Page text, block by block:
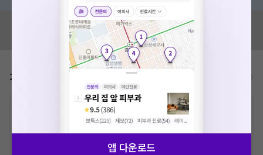
혹시 잘못된 병원정보가 있나요?
모두닥 팀에 알려주세요!
가격표
비급여 항목의 경우,추가비용 등으로 실제 가격과 상이할 수 있으니, 정확
한 가격은 해당 의료기관에 직접 문의해주세요.
건강보험심사평가원 에 고지되어 있는 급여 진료 기준 가
격입니다. (진료와 연관된 복합적인 비용이 추가되어, 병원마다 금액이 다르게
산정될 수 있는 점 참고 바랍니다.)앱 다운로드